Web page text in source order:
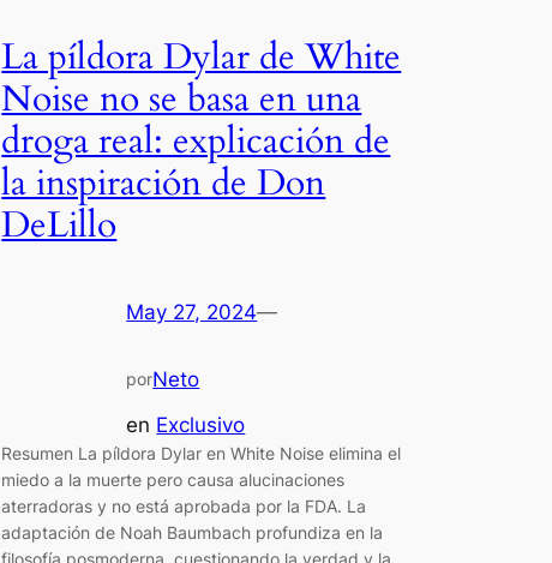
La píldora Dylar de White
Noise no se basa en una
droga real: explicación de
la inspiración de Don
DeLillo
May 27, 2024—
porNeto
en Exclusivo
Resumen La píldora Dylar en White Noise elimina el
miedo a la muerte pero causa alucinaciones
aterradoras y no está aprobada por la FDA. La
adaptación de Noah Baumbach profundiza en la
filosofía posmoderna, cuestionando la verdad y la